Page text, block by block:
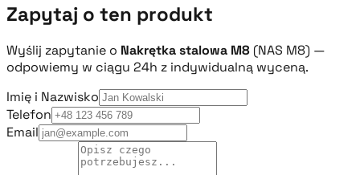
Zapytaj o ten produkt
Wyślij zapytanie o Nakrętka stalowa M8 (NAS M8) —
odpowiemy w ciągu 24h z indywidualną wyceną.
Imię i Nazwisko
Telefon
Email